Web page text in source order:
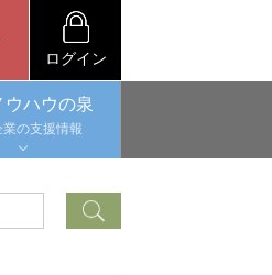
ログイン
ウハウの泉
の支援情報